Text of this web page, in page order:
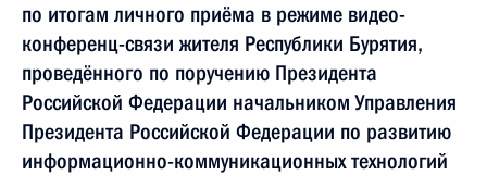
по итогам личного приёма в режиме видео-
конференц-связи жителя Республики Бурятия,
проведённого по поручению Президента
Российской Федерации начальником Управления
Президента Российской Федерации по развитию
информационно-коммуникационных технологий